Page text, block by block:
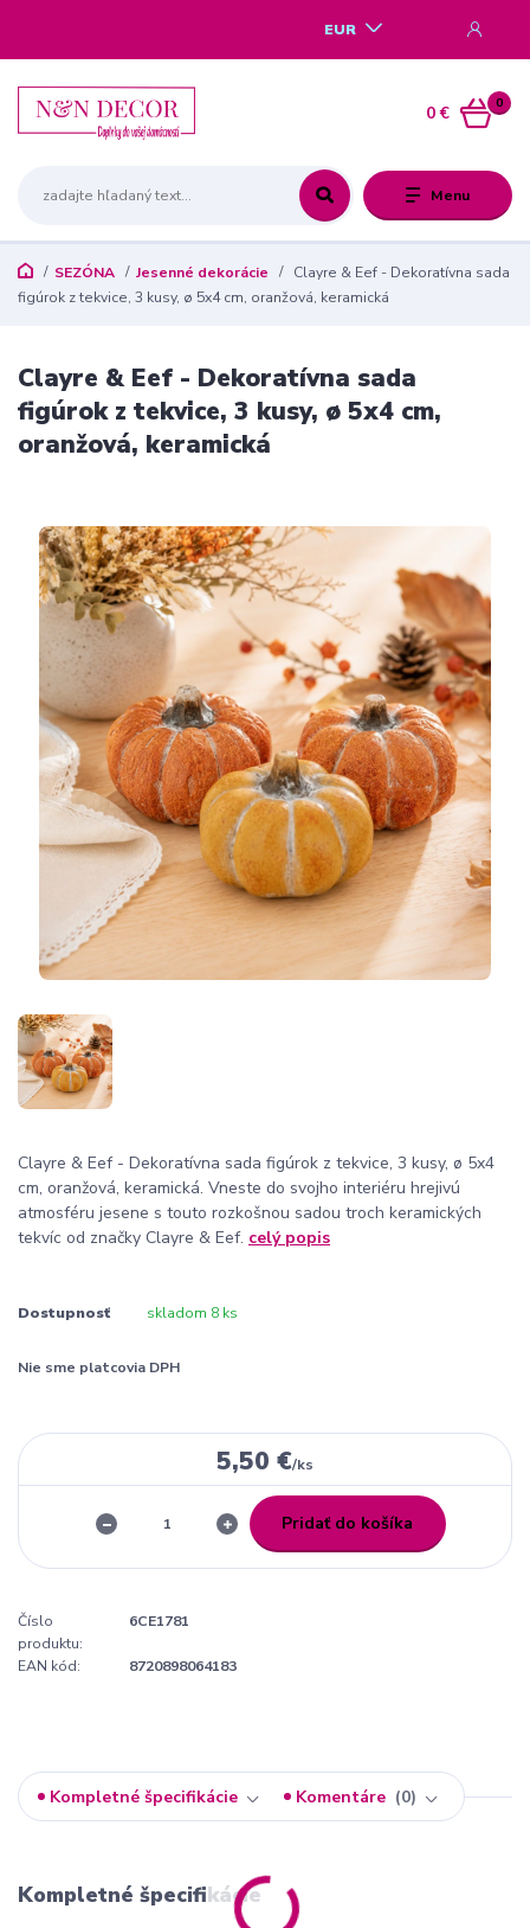
Menu
EUR
0
0 €
SEZÓNA Jesenné dekorácie
Clayre & Eef - Dekoratívna sada
figúrok z tekvice, 3 kusy, ø 5x4 cm, oranžová, keramická
Clayre & Eef - Dekoratívna sada
figúrok z tekvice, 3 kusy, ø 5x4 cm,
oranžová, keramická
Clayre & Eef - Dekoratívna sada figúrok z tekvice, 3 kusy, ø 5x4
cm, oranžová, keramická. Vneste do svojho interiéru hrejivú
atmosféru jesene s touto rozkošnou sadou troch keramických
tekvíc od značky Clayre & Eef. celý popis
Dostupnosť skladom 8 ks
Nie sme platcovia DPH
5,50 €/ks
Pridať do košíka
Číslo
produktu:
6CE1781
EAN kód: 8720898064183
Kompletné špecifikácie Komentáre 0
Kompletné špecifikácie